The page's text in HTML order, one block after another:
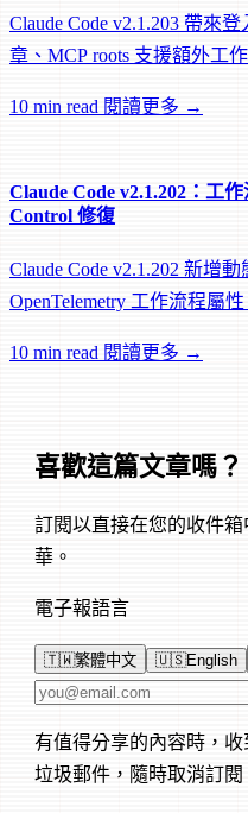
Claude Code v2.1.203 帶來
章、MCP roots 支援額外工
10 min read 閱讀更多 →
Claude Code v2.1.202：工
Control 修復
Claude Code v2.1.202 新增
OpenTelemetry 工作流程屬
10 min read 閱讀更多 →
喜歡這篇文章嗎？
訂閱以直接在您的收件
華。
電子報語言
🇹🇼繁體中文 🇺🇸English
電子郵件地址
有值得分享的內容時，收
垃圾郵件，隨時取消訂閱